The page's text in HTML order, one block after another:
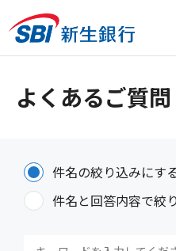
よくあるご質問
件名の絞り込みにす
件名と回答内容で絞